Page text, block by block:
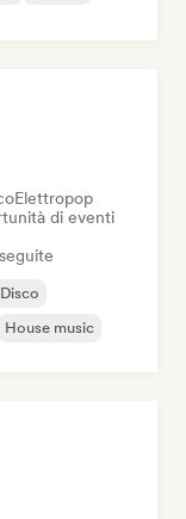
Elettropop
di eventi
Disco
House music